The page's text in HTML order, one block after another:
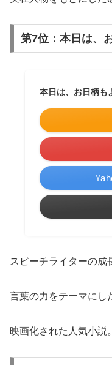
第7位：本日は、
本日は、お日柄も
スピーチライターの成
言葉の力をテーマにし
映画化された人気小説。